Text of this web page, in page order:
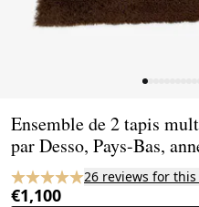
Ensemble de 2 tapis
par Desso, Pays-Bas,
26 reviews for
€1,100